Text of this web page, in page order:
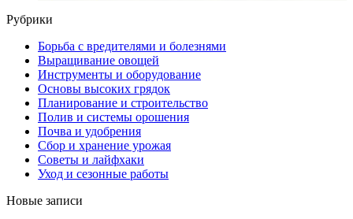
Рубрики
Борьба с вредителями и болезнями
Выращивание овощей
Инструменты и оборудование
Основы высоких грядок
Планирование и строительство
Полив и системы орошения
Почва и удобрения
Сбор и хранение урожая
Советы и лайфхаки
Уход и сезонные работы
Новые записи